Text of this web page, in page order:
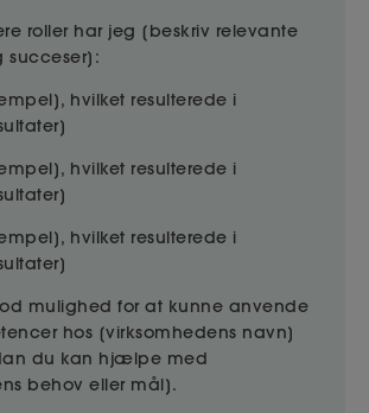
roller har jeg [beskriv relevante
succeser]:
hvilket resulterede i
hvilket resulterede i
hvilket resulterede i
mulighed for at kunne anvende
hos [virksomhedens navn]
du kan hjælpe med
behov eller mål].